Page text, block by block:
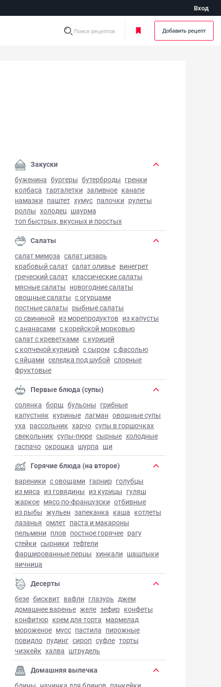
Вход
Поиск рецептов Добавить рецепт
мармелад - фото готового блюда
Закуски
буженина бургеры бутерброды гренки
колбаса тарталетки заливное канапе
намазки паштет хумус палочки рулеты
роллы холодец шаурма
топ быстрых, вкусных и простых
Салаты
салат мимоза салат цезарь
крабовый салат салат оливье винегрет
греческий салат классические салаты
мясные салаты новогодние салаты
овощные салаты с огурцами
постные салаты рыбные салаты
со свининой из морепродуктов из капусты
с ананасами с корейской морковью
салат с креветками с курицей
с копченой курицей с сыром с фасолью
с яйцами селедка под шубой слоеные
фруктовые
Первые блюда (супы)
солянка борщ бульоны грибные
капустняк куриные лагман овощные супы
уха рассольник харчо супы в горшочках
свекольник супы-пюре сырные холодные
гаспачо окрошка шурпа щи
Горячие блюда (на второе)
вареники с овощами гарнир голубцы
из мяса из говядины из курицы гуляш
жаркое мясо по-французски отбивные
из рыбы жульен запеканка каша котлеты
лазанья омлет паста и макароны
пельмени плов постное горячее рагу
стейки сырники тефтели
фаршированные перцы хинкали шашлыки
яичница
Десерты
безе бисквит вафли глазурь джем
домашнее варенье желе зефир конфеты
конфитюр крем для торта мармелад
мороженое мусс пастила пирожные
повидло пудинг сироп суфле торты
чизкейк халва штрудель
Домашняя выпечка